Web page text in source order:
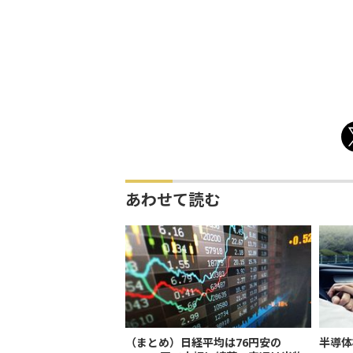
あわせて読む
（まとめ）日経平均は76円安の
半導